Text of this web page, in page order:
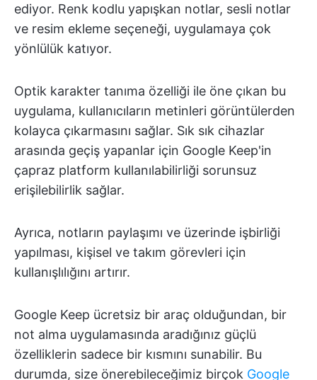
ediyor. Renk kodlu yapışkan notlar, sesli notlar
ve resim ekleme seçeneği, uygulamaya çok
yönlülük katıyor.
Optik karakter tanıma özelliği ile öne çıkan bu
uygulama, kullanıcıların metinleri görüntülerden
kolayca çıkarmasını sağlar. Sık sık cihazlar
arasında geçiş yapanlar için Google Keep'in
çapraz platform kullanılabilirliği sorunsuz
erişilebilirlik sağlar.
Ayrıca, notların paylaşımı ve üzerinde işbirliği
yapılması, kişisel ve takım görevleri için
kullanışlılığını artırır.
Google Keep ücretsiz bir araç olduğundan, bir
not alma uygulamasında aradığınız güçlü
özelliklerin sadece bir kısmını sunabilir. Bu
durumda, size önerebileceğimiz birçok Google